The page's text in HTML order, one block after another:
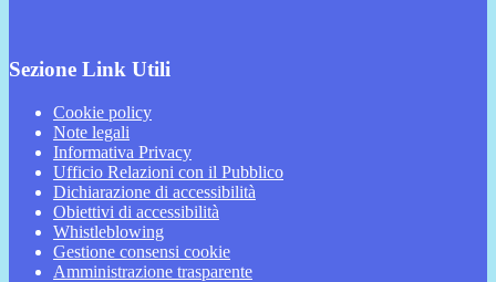
Sezione Link Utili
Cookie policy
Note legali
Informativa Privacy
Ufficio Relazioni con il Pubblico
Dichiarazione di accessibilità
Obiettivi di accessibilità
Whistleblowing
Gestione consensi cookie
Amministrazione trasparente